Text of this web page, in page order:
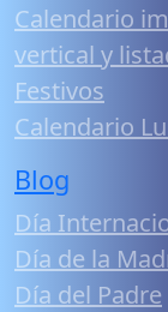
Calendario
vertical y
Festivos
Calendario
Blog
Día
Día de la
Día del Padre